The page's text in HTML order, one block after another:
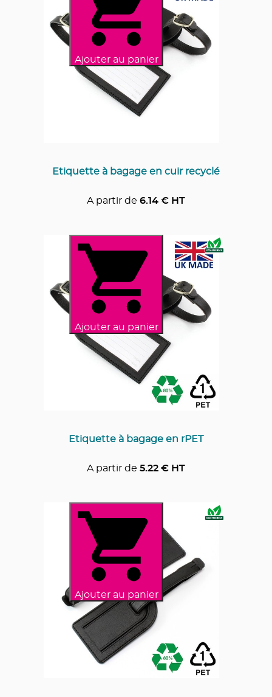
Ajouter au panier
Etiquette à bagage en cuir recyclé
A partir de 6.14 € HT
Ajouter au panier
Etiquette à bagage en rPET
A partir de 5.22 € HT
Ajouter au panier